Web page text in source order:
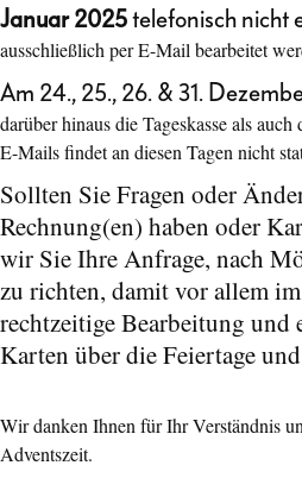
Januar 2025telefonisch nicht
ausschließlich per E-Mail bearbeitet
Am 24., 25., 26. & 31.
darüber hinaus die Tageskasse als
E-Mails findet an diesen Tagen nicht
Sollten Sie Fragen oder
Rechnung(en) haben oder
wir Sie Ihre Anfrage, nach
zu richten, damit vor allem
rechtzeitige Bearbeitung und
Karten über die Feiertage
Wir danken Ihnen für Ihr Verständnis
Adventszeit.